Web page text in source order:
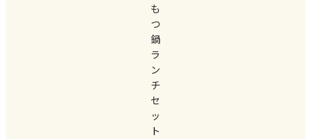
も
つ
鍋
ラ
ン
チ
セ
ッ
ト